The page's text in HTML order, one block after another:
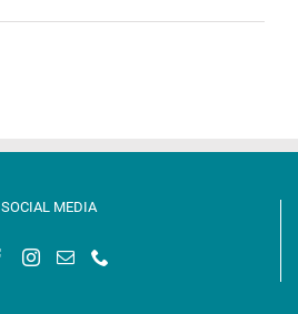
dem
SOCIAL MEDIA